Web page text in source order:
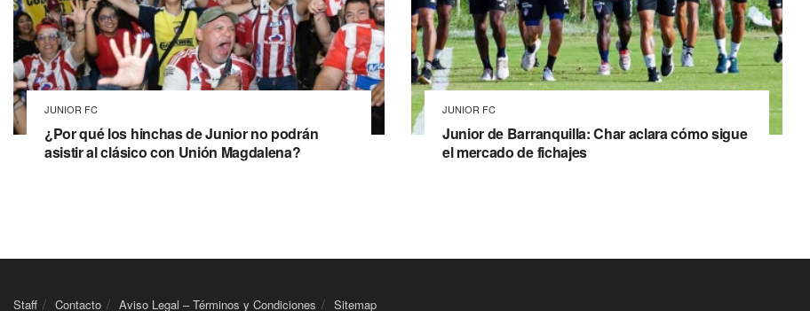
JUNIOR FC
¿Por qué los hinchas de Junior no podrán
asistir al clásico con Unión Magdalena?
JUNIOR FC
Junior de Barranquilla: Char aclara cómo sigue
el mercado de fichajes
Staff Contacto Aviso Legal – Términos y Condiciones Sitemap